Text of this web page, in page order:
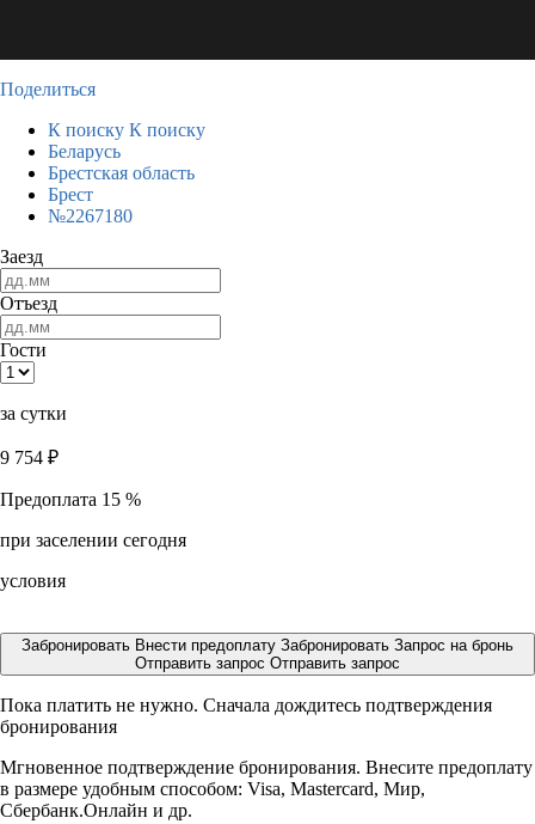
Поделиться
К поиску К поиску
Беларусь
Брестская область
Брест
№2267180
Заезд
Отъезд
Гости
за сутки
9 754 ₽
Предоплата 15 %
при заселении сегодня
условия
Забронировать Внести предоплату Забронировать Запрос на бронь
Отправить запрос Отправить запрос
Пока платить не нужно. Сначала дождитесь подтверждения
бронирования
Мгновенное подтверждение бронирования. Внесите предоплату
в размере удобным способом: Visa, Mastercard, Мир,
Сбербанк.Онлайн и др.